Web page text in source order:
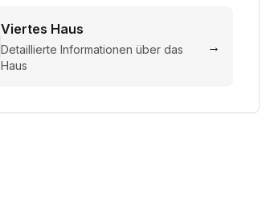
Viertes Haus
Detaillierte Informationen über das
Haus
→